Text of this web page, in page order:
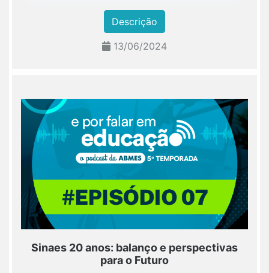
Descrição
13/06/2024
Sinaes 20 anos: balanço e perspectivas
para o Futuro